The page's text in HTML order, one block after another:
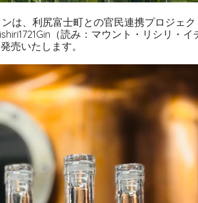
は、利尻富士町との官民連携プロジェ
（読み：マウント・リシリ・
売いたします。